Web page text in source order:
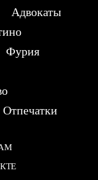
Адвокаты
Фурия
Отпечатки